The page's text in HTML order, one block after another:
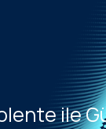
ile